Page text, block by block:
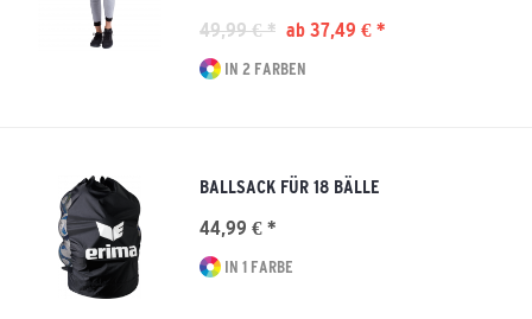
49,99 € * ab 37,49 € *
IN 2 FARBEN
BALLSACK FÜR 18 BÄLLE
44,99 € *
IN 1 FARBE